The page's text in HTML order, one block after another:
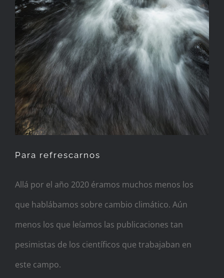
Para refrescarnos
Allá por el año 2020 éramos muchos menos los
que hablábamos sobre cambio climático. Aún
menos los que leíamos las publicaciones tan
pesimistas de los científicos que trabajaban en
este campo.